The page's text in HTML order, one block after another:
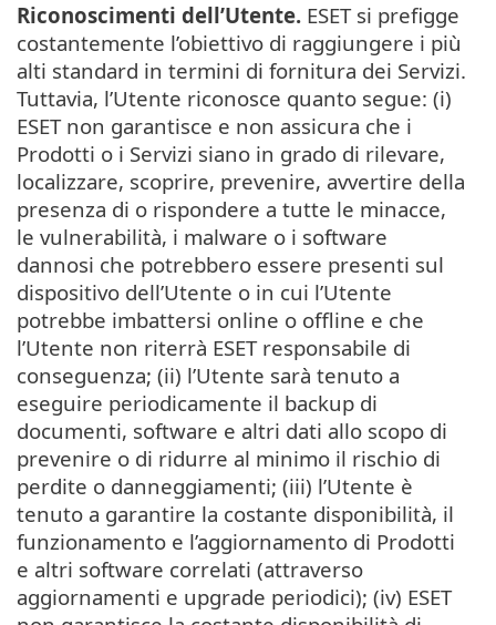
Riconoscimenti dell’Utente. ESET si prefigge
costantemente l’obiettivo di raggiungere i più
alti standard in termini di fornitura dei Servizi.
Tuttavia, l’Utente riconosce quanto segue: (i)
ESET non garantisce e non assicura che i
Prodotti o i Servizi siano in grado di rilevare,
localizzare, scoprire, prevenire, avvertire della
presenza di o rispondere a tutte le minacce,
le vulnerabilità, i malware o i software
dannosi che potrebbero essere presenti sul
dispositivo dell’Utente o in cui l’Utente
potrebbe imbattersi online o offline e che
l’Utente non riterrà ESET responsabile di
conseguenza; (ii) l’Utente sarà tenuto a
eseguire periodicamente il backup di
documenti, software e altri dati allo scopo di
prevenire o di ridurre al minimo il rischio di
perdite o danneggiamenti; (iii) l’Utente è
tenuto a garantire la costante disponibilità, il
funzionamento e l’aggiornamento di Prodotti
e altri software correlati (attraverso
aggiornamenti e upgrade periodici); (iv) ESET